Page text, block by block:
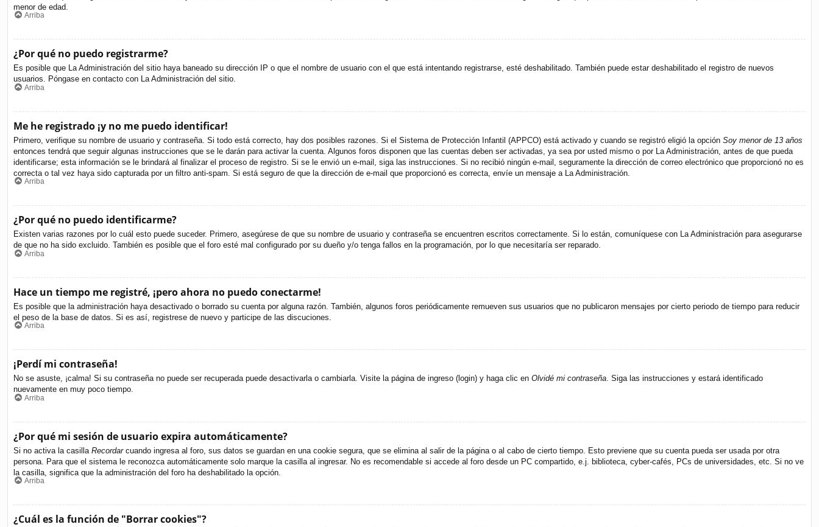
menor de edad.
Arriba
¿Por qué no puedo registrarme?
Es posible que La Administración del sitio haya baneado su dirección IP o que el nombre de usuario con el que está intentando registrarse, esté deshabilitado. También puede estar deshabilitado el registro de nuevos
usuarios. Póngase en contacto con La Administración del sitio.
Arriba
Me he registrado ¡y no me puedo identificar!
Primero, verifique su nombre de usuario y contraseña. Si todo está correcto, hay dos posibles razones. Si el Sistema de Protección Infantil (APPCO) está activado y cuando se registró eligió la opción Soy menor de 13 años
entonces tendrá que seguir algunas instrucciones que se le darán para activar la cuenta. Algunos foros disponen que las cuentas deben ser activadas, ya sea por usted mismo o por La Administración, antes de que pueda
identificarse; esta información se le brindará al finalizar el proceso de registro. Si se le envió un e-mail, siga las instrucciones. Si no recibió ningún e-mail, seguramente la dirección de correo electrónico que proporcionó no es
correcta o tal vez haya sido capturada por un filtro anti-spam. Si está seguro de que la dirección de e-mail que proporcionó es correcta, envíe un mensaje a La Administración.
Arriba
¿Por qué no puedo identificarme?
Existen varias razones por lo cuál esto puede suceder. Primero, asegúrese de que su nombre de usuario y contraseña se encuentren escritos correctamente. Si lo están, comuníquese con La Administración para asegurarse
de que no ha sido excluido. También es posible que el foro esté mal configurado por su dueño y/o tenga fallos en la programación, por lo que necesitaría ser reparado.
Arriba
Hace un tiempo me registré, ¡pero ahora no puedo conectarme!
Es posible que la administración haya desactivado o borrado su cuenta por alguna razón. También, algunos foros periódicamente remueven sus usuarios que no publicaron mensajes por cierto periodo de tiempo para reducir
el peso de la base de datos. Si es así, registrese de nuevo y participe de las discuciones.
Arriba
¡Perdí mi contraseña!
No se asuste, ¡calma! Si su contraseña no puede ser recuperada puede desactivarla o cambiarla. Visite la página de ingreso (login) y haga clic en Olvidé mi contraseña. Siga las instrucciones y estará identificado
nuevamente en muy poco tiempo.
Arriba
¿Por qué mi sesión de usuario expira automáticamente?
Si no activa la casilla Recordarcuando ingresa al foro, sus datos se guardan en una cookie segura, que se elimina al salir de la página o al cabo de cierto tiempo. Esto previene que su cuenta pueda ser usada por otra
persona. Para que el sistema le reconozca automáticamente solo marque la casilla al ingresar. No es recomendable si accede al foro desde un PC compartido, e.j. biblioteca, cyber-cafés, PCs de universidades, etc. Si no ve
la casilla, significa que la administración del foro ha deshabilitado la opción.
Arriba
¿Cuál es la función de "Borrar cookies"?